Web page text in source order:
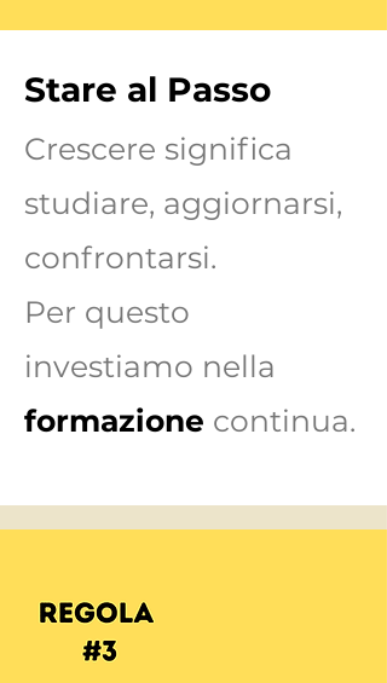
Stare al Passo
Crescere significa
studiare, aggiornarsi,
confrontarsi.
Per questo
investiamo nella
formazione continua.